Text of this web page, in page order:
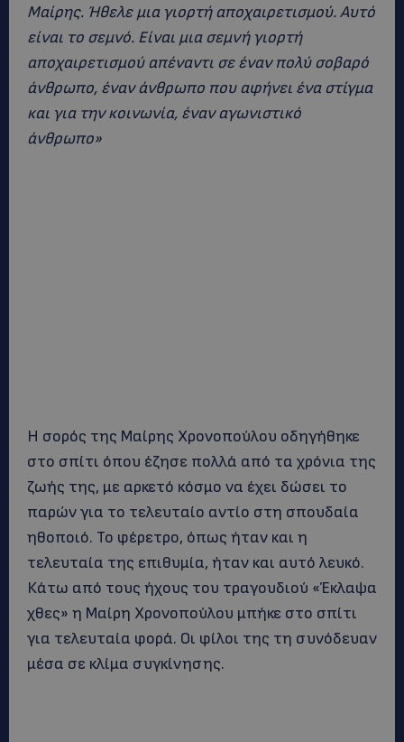
Μαίρης. Ήθελε μια γιορτή αποχαιρετισμού. Αυτό
είναι το σεμνό. Είναι μια σεμνή γιορτή
αποχαιρετισμού απέναντι σε έναν πολύ σοβαρό
άνθρωπο, έναν άνθρωπο που αφήνει ένα στίγμα
και για την κοινωνία, έναν αγωνιστικό
άνθρωπο»
Η σορός της Μαίρης Χρονοπούλου οδηγήθηκε
στο σπίτι όπου έζησε πολλά από τα χρόνια της
ζωής της, με αρκετό κόσμο να έχει δώσει το
παρών για το τελευταίο αντίο στη σπουδαία
ηθοποιό. Το φέρετρο, όπως ήταν και η
τελευταία της επιθυμία, ήταν και αυτό λευκό.
Κάτω από τους ήχους του τραγουδιού «Έκλαψα
χθες» η Μαίρη Χρονοπούλου μπήκε στο σπίτι
για τελευταία φορά. Οι φίλοι της τη συνόδευαν
μέσα σε κλίμα συγκίνησης.